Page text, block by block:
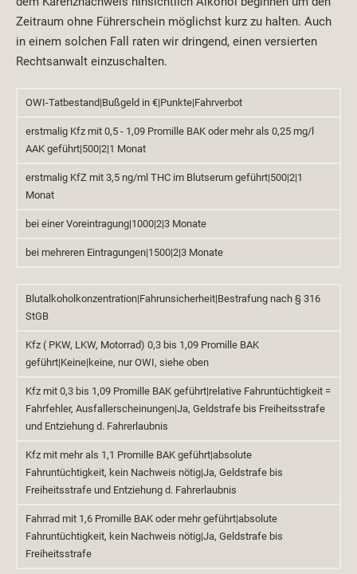
Zeitraum ohne Führerschein möglichst kurz zu halten. Auch
in einem solchen Fall raten wir dringend, einen versierten
Rechtsanwalt einzuschalten.
OWI-Tatbestand|Bußgeld in €|Punkte|Fahrverbot
erstmalig Kfz mit 0,5 - 1,09 Promille BAK oder mehr als 0,25 mg/l
AAK geführt|500|2|1 Monat
erstmalig KfZ mit 3,5 ng/ml THC im Blutserum geführt|500|2|1
Monat
bei einer Voreintragung|1000|2|3 Monate
bei mehreren Eintragungen|1500|2|3 Monate
Blutalkoholkonzentration|Fahrunsicherheit|Bestrafung nach § 316
StGB
Kfz ( PKW, LKW, Motorrad) 0,3 bis 1,09 Promille BAK
geführt|Keine|keine, nur OWI, siehe oben
Kfz mit 0,3 bis 1,09 Promille BAK geführt|relative Fahruntüchtigkeit =
Fahrfehler, Ausfallerscheinungen|Ja, Geldstrafe bis Freiheitsstrafe
und Entziehung d. Fahrerlaubnis
Kfz mit mehr als 1,1 Promille BAK geführt|absolute
Fahruntüchtigkeit, kein Nachweis nötig|Ja, Geldstrafe bis
Freiheitsstrafe und Entziehung d. Fahrerlaubnis
Fahrrad mit 1,6 Promille BAK oder mehr geführt|absolute
Fahruntüchtigkeit, kein Nachweis nötig|Ja, Geldstrafe bis
Freiheitsstrafe